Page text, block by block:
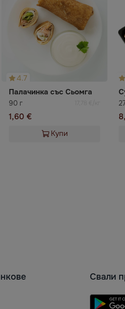
4.7
Палачинка със Сьомга
90 г 17,78 €/кг
1,60 €
Купи
Свали